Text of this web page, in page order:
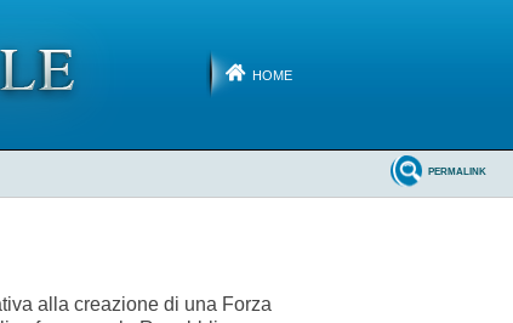
HOME
PERMALINK
alla creazione di una Forza